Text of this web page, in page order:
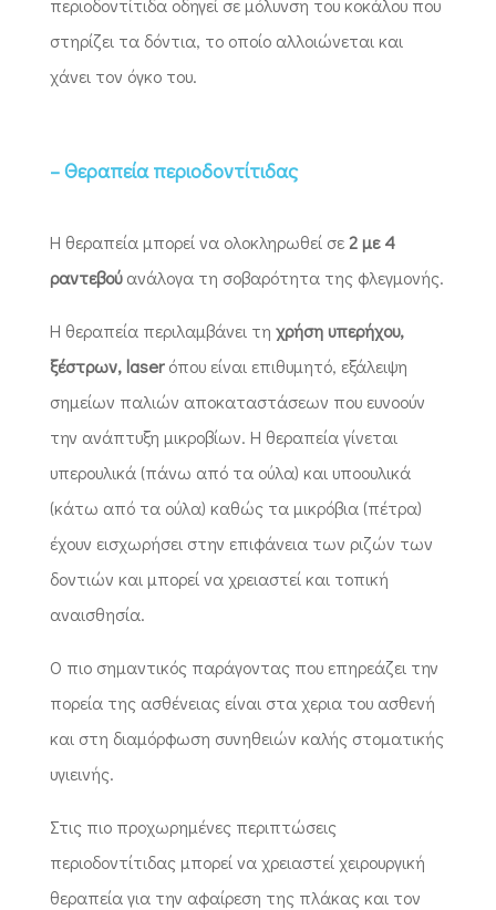
περιοδοντίτιδα οδηγεί σε μόλυνση του κοκάλου που
στηρίζει τα δόντια, το οποίο αλλοιώνεται και
χάνει τον όγκο του.
– Θεραπεία περιοδοντίτιδας
Η θεραπεία μπορεί να ολοκληρωθεί σε 2 με 4
ραντεβού ανάλογα τη σοβαρότητα της φλεγμονής.
Η θεραπεία περιλαμβάνει τη χρήση υπερήχου,
ξέστρων, laser όπου είναι επιθυμητό, εξάλειψη
σημείων παλιών αποκαταστάσεων που ευνοούν
την ανάπτυξη μικροβίων. Η θεραπεία γίνεται
υπερουλικά (πάνω από τα ούλα) και υποουλικά
(κάτω από τα ούλα) καθώς τα μικρόβια (πέτρα)
έχουν εισχωρήσει στην επιφάνεια των ριζών των
δοντιών και μπορεί να χρειαστεί και τοπική
αναισθησία.
Ο πιο σημαντικός παράγοντας που επηρεάζει την
πορεία της ασθένειας είναι στα χερια του ασθενή
και στη διαμόρφωση συνηθειών καλής στοματικής
υγιεινής.
Στις πιο προχωρημένες περιπτώσεις
περιοδοντίτιδας μπορεί να χρειαστεί χειρουργική
θεραπεία για την αφαίρεση της πλάκας και τον